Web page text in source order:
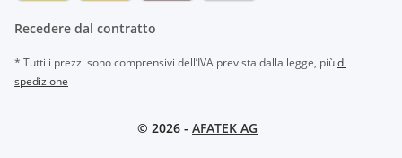
Recedere dal contratto
* Tutti i prezzi sono comprensivi dell’IVA prevista dalla legge, piùdi
spedizione
© 2026 - AFATEK AG